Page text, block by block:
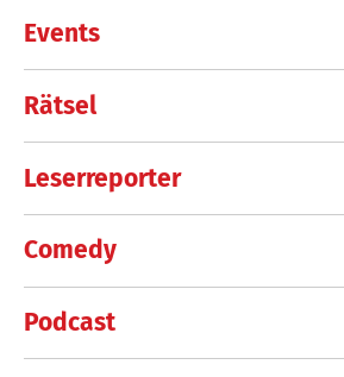
Events
Rätsel
Leserreporter
Comedy
Podcast